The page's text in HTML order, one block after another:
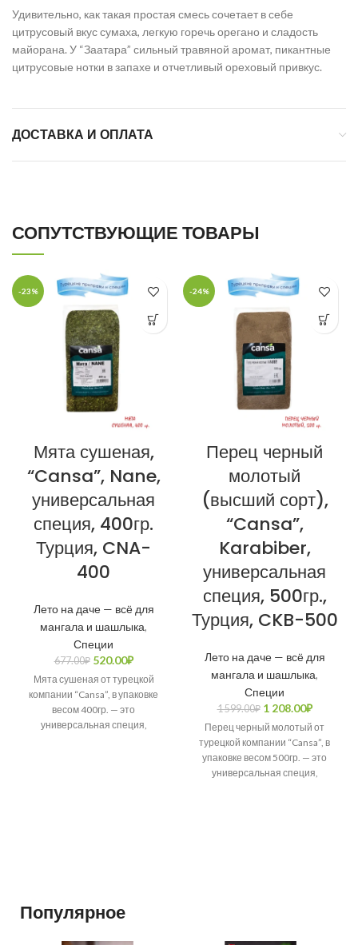
Удивительно, как такая простая смесь сочетает в себе
цитрусовый вкус сумаха, легкую горечь орегано и сладость
майорана. У “Заатара” сильный травяной аромат, пикантные
цитрусовые нотки в запахе и отчетливый ореховый привкус.
ДОСТАВКА И ОПЛАТА
СОПУТСТВУЮЩИЕ ТОВАРЫ
-23%
Мята сушеная,
“Cansa”, Nane,
универсальная
специя, 400гр.
Турция, CNA-
400
Лето на даче — всё для
мангала и шашлыка,
Специи
677.00₽ 520.00₽
Мята сушеная от турецкой
компании “Cansa”, в упаковке
весом 400гр. — это
универсальная специя,
-24%
Перец черный
молотый
(высший сорт),
“Cansa”,
Karabiber,
универсальная
специя, 500гр.,
Турция, CKB-500
Лето на даче — всё для
мангала и шашлыка,
Специи
1 599.00₽ 1 208.00₽
Перец черный молотый от
турецкой компании “Cansa”, в
упаковке весом 500гр. — это
универсальная специя,
Популярное